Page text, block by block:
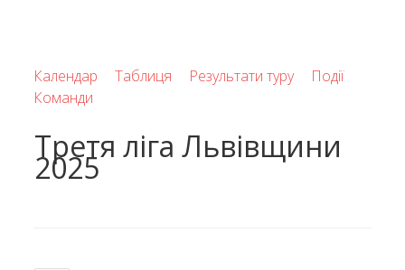
Календар Таблиця Результати туру
Події
Команди
Третя ліга Львівщини
2025